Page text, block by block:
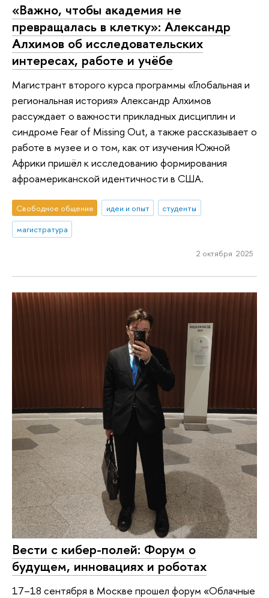
«Важно, чтобы академия не
превращалась в клетку»: Александр
Алхимов об исследовательских
интересах, работе и учёбе
Магистрант второго курса программы «Глобальная и
региональная история» Александр Алхимов
рассуждает о важности прикладных дисциплин и
синдроме Fear of Missing Out, а также рассказывает о
работе в музее и о том, как от изучения Южной
Африки пришёл к исследованию формирования
афроамериканской идентичности в США.
Свободное общение идеи и опыт
студенты
магистратура
2 октября 2025
Вести с кибер-полей: Форум о
будущем, инновациях и роботах
17–18 сентября в Москве прошел форум «Облачные